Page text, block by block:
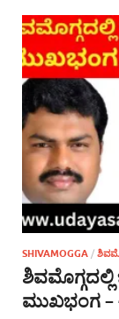
SHIVAMOGGA /
ಮುಖಭಂಗ –